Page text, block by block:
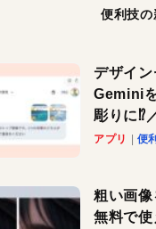
便利技の
デザイン
Gemini
彫りに⁉︎
テク
アプリ 便
粗い画像
無料で